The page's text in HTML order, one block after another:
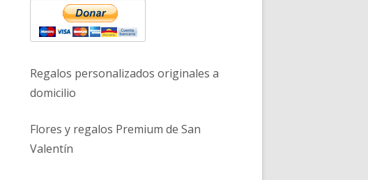
Regalos personalizados originales a
domicilio
Flores y regalos Premium de San
Valentín